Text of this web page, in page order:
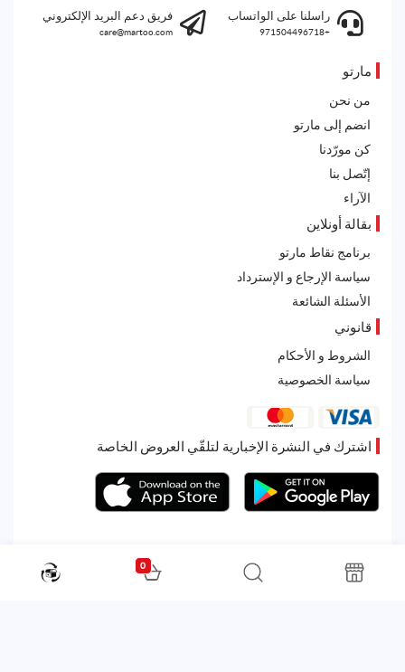
راسلنا على الواتساب
+971504496718
فريق دعم البريد الإلكتروني
care@martoo.com
مارتو
من نحن
انضم إلى مارتو
كن مورّدنا
إتّصل بنا
الآراء
بقالة أونلاين
برنامج نقاط مارتو
سياسة الإرجاع و الإسترداد
الأسئلة الشائعة
قانوني
الشروط و الأحكام
سياسة الخصوصية
اشترك في النشرة الإخبارية لتلقّي العروض الخاصة
All rights reserved. Powered by Martoo © 2026
0